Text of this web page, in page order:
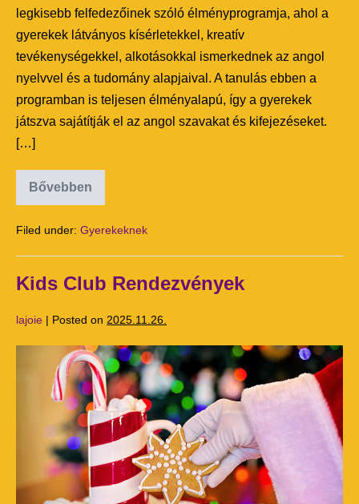
legkisebb felfedezőinek szóló élményprogramja, ahol a
gyerekek látványos kísérletekkel, kreatív
tevékenységekkel, alkotásokkal ismerkednek az angol
nyelvvel és a tudomány alapjaival. A tanulás ebben a
programban is teljesen élményalapú, így a gyerekek
játszva sajátítják el az angol szavakat és kifejezéseket.
[…]
Bővebben
Filed under: Gyerekeknek
Kids Club Rendezvények
lajoie | Posted on 2025.11.26.